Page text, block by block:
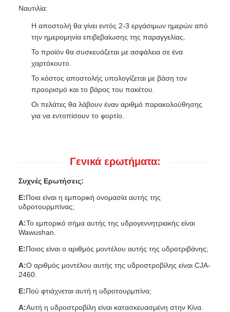
Ναυτιλία:
Η αποστολή θα γίνει εντός 2-3 εργάσιμων ημερών από
την ημερομηνία επιβεβαίωσης της παραγγελίας.
Το προϊόν θα συσκευάζεται με ασφάλεια σε ένα
χαρτόκουτο.
Το κόστος αποστολής υπολογίζεται με βάση τον
προορισμό και το βάρος του πακέτου.
Οι πελάτες θα λάβουν έναν αριθμό παρακολούθησης
για να εντοπίσουν το φορτίο.
Γενικά ερωτήματα:
Συχνές Ερωτήσεις:
Ε:Ποια είναι η εμπορική ονομασία αυτής της
υδροτουρμπίνας;
Α:Το εμπορικό σήμα αυτής της υδρογεννητριακής είναι
Wawushan.
Ε:Ποιος είναι ο αριθμός μοντέλου αυτής της υδροτριβάνης;
Α:Ο αριθμός μοντέλου αυτής της υδροστροβίλης είναι CJA-
2460.
Ε:Πού φτιάχνεται αυτή η υδροτουρμπίνα;
Α:Αυτή η υδροστροβίλη είναι κατασκευασμένη στην Κίνα.